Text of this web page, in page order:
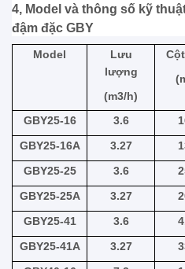
4, Model và thông số kỹ
đậm đặc GBY
Model
Lưu
lượng
(m3/h)
GBY25-16
3.6
GBY25-16A
3.27
GBY25-25
3.6
GBY25-25A
3.27
GBY25-41
3.6
GBY25-41A
3.27